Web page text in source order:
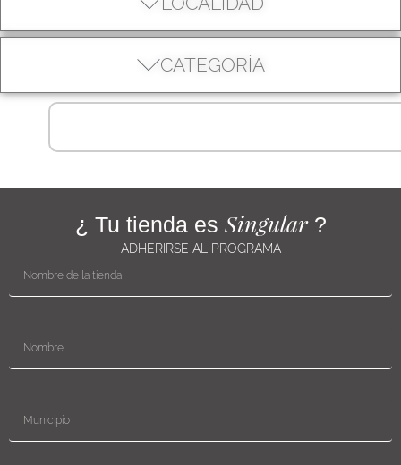
CATEGORÍA
¿ Tu tienda es Singular?
ADHERIRSE AL PROGRAMA